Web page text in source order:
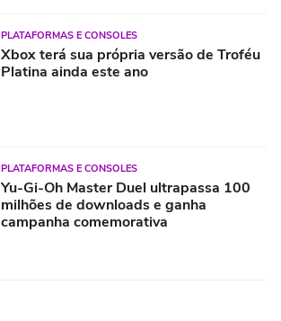
PLATAFORMAS E CONSOLES
Xbox terá sua própria versão de Troféu
Platina ainda este ano
PLATAFORMAS E CONSOLES
Yu-Gi-Oh Master Duel ultrapassa 100
milhões de downloads e ganha
campanha comemorativa